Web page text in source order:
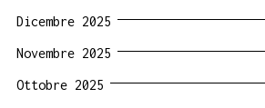
Dicembre 2025
Novembre 2025
Ottobre 2025